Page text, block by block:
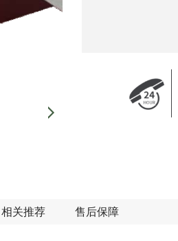
相关推荐 售后保障